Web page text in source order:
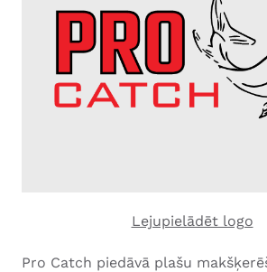
Lejupielādēt logo
Pro Catch piedāvā plašu